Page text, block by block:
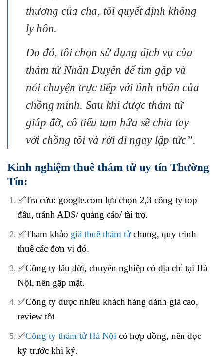
thương của cha, tôi quyết định không
ly hôn.
Do đó, tôi chọn sử dụng dịch vụ của
thám tử Nhân Duyên để tìm gặp và
nói chuyện trực tiếp với tình nhân của
chồng mình. Sau khi được thám tử
giúp đỡ, cô tiểu tam hứa sẽ chia tay
với chồng tôi và rời đi ngay lập tức”.
Kinh nghiệm thuê thám tử uy tín Thường
Tín:
✅Tra cứu: google.com lựa chọn 2,3 công ty top
đầu, tránh ADS/ quảng cáo/ tài trợ.
✅Tham khảo giá thuê thám tửchung, quy trình
thuê các đơn vị đó.
✅Công ty lâu đời, chuyên nghiệp có địa chỉ tại Hà
Nội, nên gặp mặt.
✅Công ty được nhiều khách hàng đánh giá cao,
review tốt.
✅Công ty thám tử Hà Nội có hợp đồng, nên đọc
kỹ trước khi ký.